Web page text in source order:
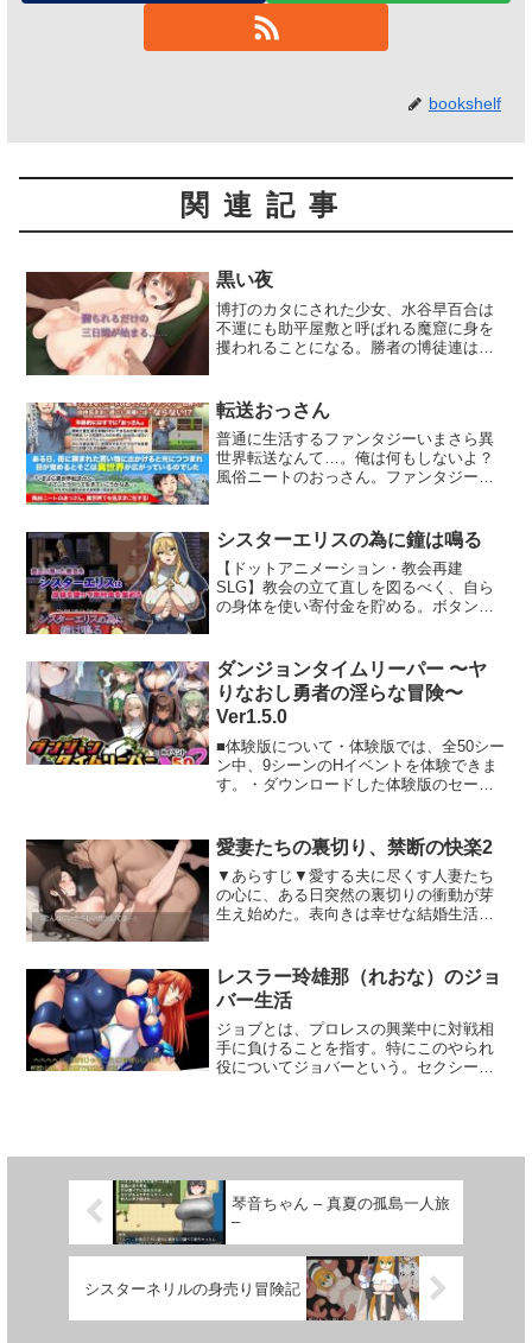
bookshelf
関連記事
黒い夜
博打のカタにされた少女、水谷早百合は
不運にも助平屋敷と呼ばれる魔窟に身を
攫われることになる。勝者の博徒連は、
ければならない。さて、どうしたもの
か……と首をひねるより早く、博徒一
同、生殖行為とは程遠い性遊戯を以て柔
肌を愉しむ術を知る。「やめてくださ
い…ほんとにやめてください…！」その
ヤメテクダサイ』という音律は、その屋
敷においては『やれ』と促すことにな
る。そんなことなど露知らず、世にも稀
な大難に陥った少女は、曲者揃いの博徒
十人にあの手この手で蹂躙される。純潔
か。イラストCG 幸餅きなこ CV 七海こ
ねこ※注1 ご購入前に必ず体験版で動作
確認をお願いします※注2 本作には奇人
怪人が多数登場します 選択肢等はありま
せんが、誰に感情移入するか（しない
か）で、後味が大きく変わります
転送おっさん
普通に生活するファンタジーいまさら異
世界転送なんて…。俺は何もしないよ？
風俗ニートのおっさん。ファンタジー世
的なことだけをして過ごす異世界生活。
【ダンジョン？ドラゴン？ なに、それ？
おいしいの？】独身で冴えないニートの
おっさんがファンタジー世界へ！自由気
ままに過ごし英雄には…ならない！？年
ぎ、いつ洗濯をしたのか思い出せないぼ
ろいパーカーとスウェット…そんな彼は
楽しい妄想をするだけで日々を自室で引
き籠り生活を謳歌していました。ある
日、母に頼まれた買い物に出かけると光
につつまれ、目が覚めるとそこは異世界
が広がっているのでした。「いまさら異
る気無く呟きました…。【ファンタジー
世界でも気ままに生きたいんです】
日々、灰色なニート貴族生活を謳歌して
きたおっさんである主人公…そんな彼が
ファンタジーの世界に入り込んでしまい
子達には興味を抱くのでした。彼は一念
発起して冒険に進めるのか？それと
も…。なにはともあれ異世界の生活を満
喫しましょう！【異世界エッチなぐうた
ら生活】＜楽にできる仕事を模索しエッ
チ冒険へGO＞例えば配達員として暇な時
異世界では魅力的なファンタジー住人た
ちと触れあうことが可能です。メイドさ
ん、サキュバスや女賢者…猫耳娘の耳か
き店、サキュバスの淫乱なお店…。いろ
いろな女の子と仲良くなったりエッチな
お店へ行くエッチ冒険でスッキリするの
です！＜エロエロクエスト＞遭遇するク
エストはエロい物ばかり…ニートにふさ
わしいぐうたらクエストをクリアすると
シスターエリスの為に鐘は鳴る
【ドットアニメーション・教会再建
SLG】教会の立て直しを図るべく、自ら
の身体を使い寄付金を貯める。ボタン選
すエリス。しかし教会のあまりのボロさ
に、なかなか人も寄り付かず彼女は途方
に暮れていた。そんな折、自分の身体を
使い住民たちから寄付金を集める事を思
いつく。シスターエリスの教会を立て直
す戦いが始まった。■ Hシーン（ドットア
ニメーション）多数の選択式によるドッ
ト絵選択肢えっち動画！レベルによって
エーション懺悔室で壁を隔てたシチュエ
ーションでの壁越しフェラや様々な奉
仕。寄付金を一定以上支払った者が入る
事が出来る部屋での愛撫、責め、性交。
そしてさらに上のランクでは、機械責
ーエリス）真面目で勤勉、教会への奉仕
に力を注ぎ主の教えを広め、伝える事を
喜びとしている。自らが信仰する主の為
ならば、身体を差し出す事も良しとし、
性に対しても進んで取り組んでいく。
ダンジョンタイムリーパー 〜ヤ
りなおし勇者の淫らな冒険〜
Ver1.5.0
■体験版について・体験版では、全50シー
ン中、9シーンのHイベントを体験できま
す。・ダウンロードした体験版のセーブ
ー」とは？・レ●プ、売春、ダンジョン探
索、レア装備集め…。 何度でも過去に戻
り、自由に遊べる！・好きにキャラを育
成し、魔王を討伐しよう！仲間に出来る
女キャラクターは25人！ エッチシーンは
イムリーパー・ローグライクRPG■Hシー
ン内容・H可能女キャラクター:26人・H
シーン:25 x 2回ずつ有り＋α！・ボイス:
全キャラクター、Hシーンにボイス有り・
画面サイズ:1280x720■便利なシステム●
テキスト機能:テキストスキップやオート
ンジョン攻略が面倒な方向けに、以下機
能も実装しております。・ダンジョン自
体をスキップ（クリア扱い）する機能・
ダンジョンのマスを無効化する機能※ま
た、上記とは別に、ダンジョンに集中し
たい方向けに「Hシーン自動スキップ機
能」も実装しております。 ●コンフィグ
機能:バトル速度やゲームパッド・キーコ
愛妻たちの裏切り、禁断の快楽2
▼あらすじ▼愛する夫に尽くす人妻たち
の心に、ある日突然の裏切りの衝動が芽
生え始めた。表向きは幸せな結婚生活を
てしまう、裏切ることの背徳的な悦び
を。夫への深い愛情とは裏腹に、その身
体は他の男を求めてしまう。昼下がりの
密会で、彼女たちは新たな快感を発見し
ていく。貞淑な妻としての誇りは、次第
に禁断の快楽への期待に変わっていく。
まった禁断の味は、もう封印することが
できない。理性は次第に蕩け、本能の赴
くままに身を委ねていく。夫への愛情
禁断の悦びを求めて、彼女たちは次第に
大胆になっていく。愛妻の仮面の下で、
彼女たちは未知の快感に溺れていく。そ
の心と身体は、徐々に淫らな牝へと変貌
していった。昼と夜とで異なる顔を持つ
レスラー玲雄那（れおな）のジョ
バー生活
ジョブとは、プロレスの興業中に対戦相
手に負けることを指す。特にこのやられ
役についてジョバーという。セクシーダ
を繰り広げるコマンド入力式バトル
RPG。セクシーなレスラーが悪役男レス
ラーに痛めつけられる様子に思わず興奮
してしまうこと間違いなし。試合と試合
の合間には助っ人としても町で活躍して
町人達との心温まる交流も！■ プロロー
グジョブとは、プロレスの興業中に対戦
相手に負けることを指す。特にこのやら
れ役についてジョバーという。これが
琴音ちゃん – 真夏の孤島一人旅
–
シスターネリルの身売り冒険記